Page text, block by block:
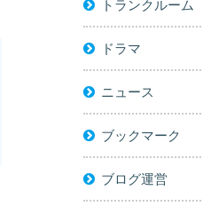
トランクルーム
ドラマ
ニュース
ブックマーク
ブログ運営